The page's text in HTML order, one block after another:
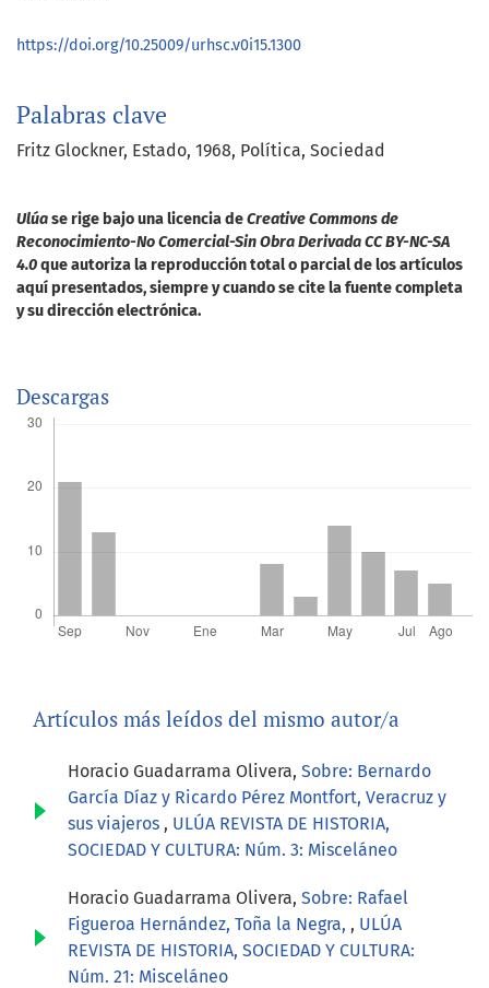
Palabras clave
Fritz Glockner Estado 1968 Política Sociedad
https://doi.org/10.25009/urhsc.v0i15.1300
Ulúase rige bajo una licencia deCreative Commons de
Reconocimiento-No Comercial-Sin Obra Derivada CC BY-NC-SA
4.0que autoriza la reproducción total o parcial de los artículos
aquí presentados, siempre y cuando se cite la fuente completa
y su dirección electrónica.
Descargas
Artículos más leídos del mismo autor/a
Horacio Guadarrama Olivera, Sobre: Bernardo
García Díaz y Ricardo Pérez Montfort, Veracruz y
sus viajeros , ULÚA REVISTA DE HISTORIA,
SOCIEDAD Y CULTURA: Núm. 3: Misceláneo
Horacio Guadarrama Olivera, Sobre: Rafael
Figueroa Hernández, Toña la Negra, , ULÚA
REVISTA DE HISTORIA, SOCIEDAD Y CULTURA:
Núm. 21: Misceláneo